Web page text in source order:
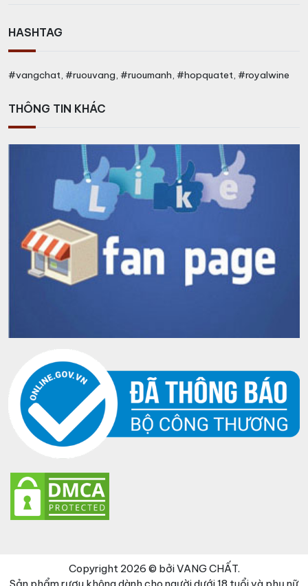
HASHTAG
#vangchat, #ruouvang, #ruoumanh, #hopquatet, #royalwine
THÔNG TIN KHÁC
Copyright 2026 © bởi VANG CHẤT.